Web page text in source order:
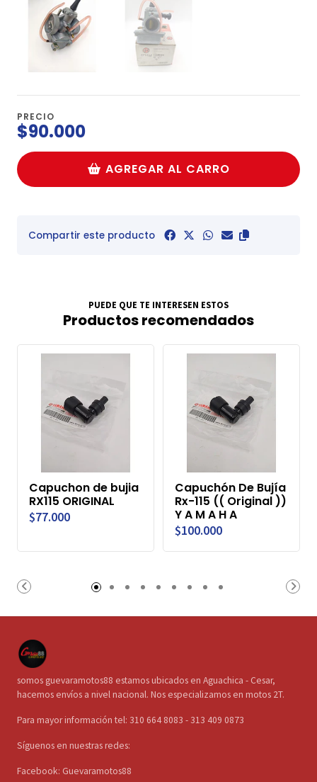
PRECIO
$90.000
AGREGAR AL CARRO
Compartir este producto
PUEDE QUE TE INTERESEN ESTOS
Productos recomendados
Capuchon de bujia
RX115 ORIGINAL
$77.000
Capuchón De Bujía
Rx-115 (( Original ))
Y A M A H A
$100.000
somos guevaramotos88 estamos ubicados en Aguachica - Cesar,
hacemos envíos a nivel nacional. Nos especializamos en motos 2T.
Para mayor información tel: 310 664 8083 - 313 409 0873
Síguenos en nuestras redes:
Facebook: Guevaramotos88